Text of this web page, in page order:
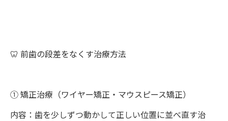
🦷 前歯の段差をなくす治療方法
① 矯正治療（ワイヤー矯正・マウスピース矯正）
内容：歯を少しずつ動かして正しい位置に並べ直す治